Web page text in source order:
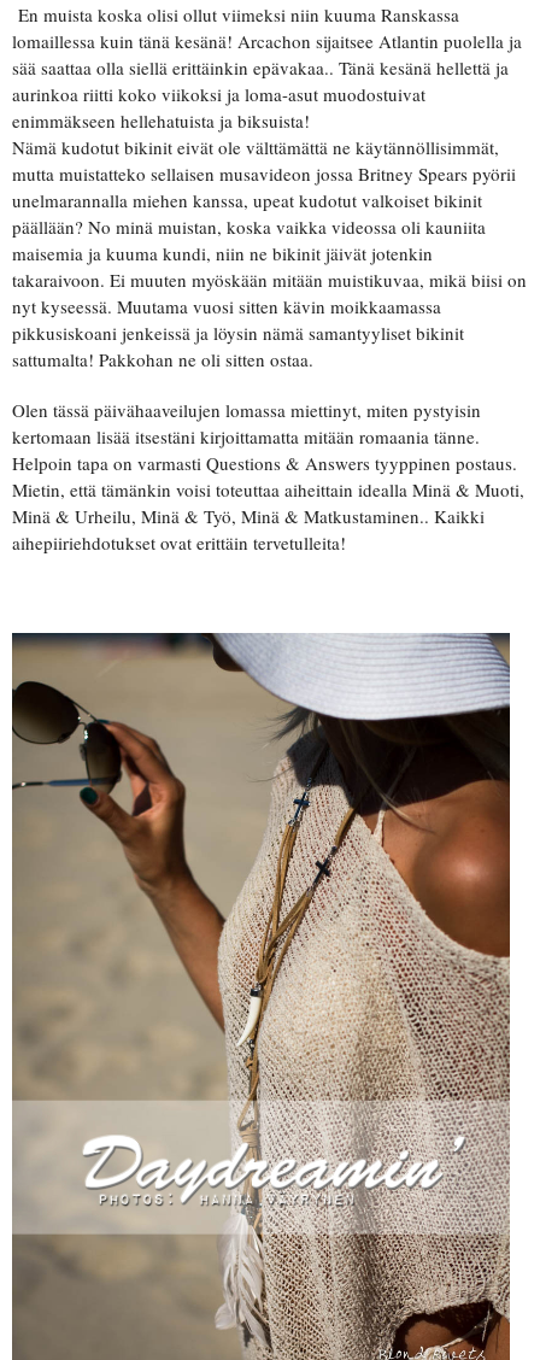
En muista koska olisi ollut viimeksi niin kuuma Ranskassa
lomaillessa kuin tänä kesänä! Arcachon sijaitsee Atlantin puolella ja
sää saattaa olla siellä erittäinkin epävakaa.. Tänä kesänä hellettä ja
aurinkoa riitti koko viikoksi ja loma-asut muodostuivat
enimmäkseen hellehatuista ja biksuista!
Nämä kudotut bikinit eivät ole välttämättä ne käytännöllisimmät,
mutta muistatteko sellaisen musavideon jossa Britney Spears pyörii
unelmarannalla miehen kanssa, upeat kudotut valkoiset bikinit
päällään? No minä muistan, koska vaikka videossa oli kauniita
maisemia ja kuuma kundi, niin ne bikinit jäivät jotenkin
takaraivoon. Ei muuten myöskään mitään muistikuvaa, mikä biisi on
nyt kyseessä. Muutama vuosi sitten kävin moikkaamassa
pikkusiskoani jenkeissä ja löysin nämä samantyyliset bikinit
sattumalta! Pakkohan ne oli sitten ostaa.
Olen tässä päivähaaveilujen lomassa miettinyt, miten pystyisin
kertomaan lisää itsestäni kirjoittamatta mitään romaania tänne.
Helpoin tapa on varmasti Questions & Answers tyyppinen postaus.
Mietin, että tämänkin voisi toteuttaa aiheittain idealla Minä & Muoti,
Minä & Urheilu, Minä & Työ, Minä & Matkustaminen.. Kaikki
aihepiiriehdotukset ovat erittäin tervetulleita!